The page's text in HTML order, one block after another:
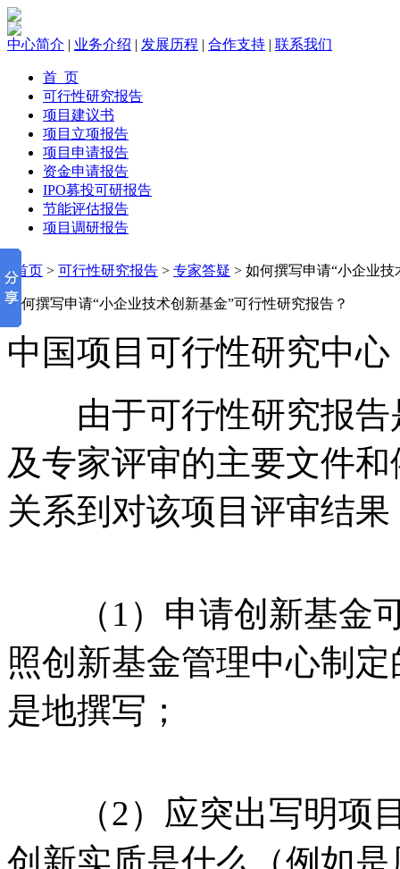
中心简介 | 业务介绍 | 发展历程 | 合作支持 | 联系我们
首 页
可行性研究报告
项目建议书
项目立项报告
项目申请报告
资金申请报告
IPO募投可研报告
节能评估报告
项目调研报告
首页 > 可行性研究报告 > 专家答疑 > 如何撰写申请“小企业
如何撰写申请“小企业技术创新基金”可行性研究报告？
中国项目可行性研究
由于可行性研究报告
及专家评审的主要文件
关系到对该项目评审结
（1）申请创新基金可
照创新基金管理中心制
是地撰写；
（2）应突出写明项目